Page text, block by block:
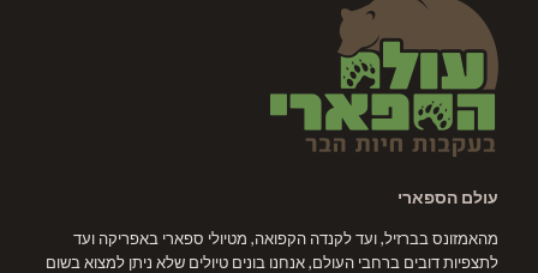
עולם הספארי
מהאמזונס בברזיל, ועד לקנדה הקפואה, מטיולי ספארי באפריקה ועד
לתצפיות דובים ברחבי העולם, אנחנו בונים טיולים שלא ניתן למצוא בשום